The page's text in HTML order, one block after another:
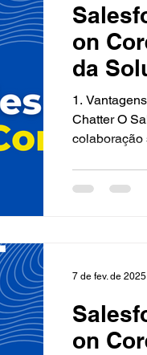
on
da
1.
Chatter O Salesforce Chatter é uma ferramenta de
colaboração
on
7 de fev. de 2025